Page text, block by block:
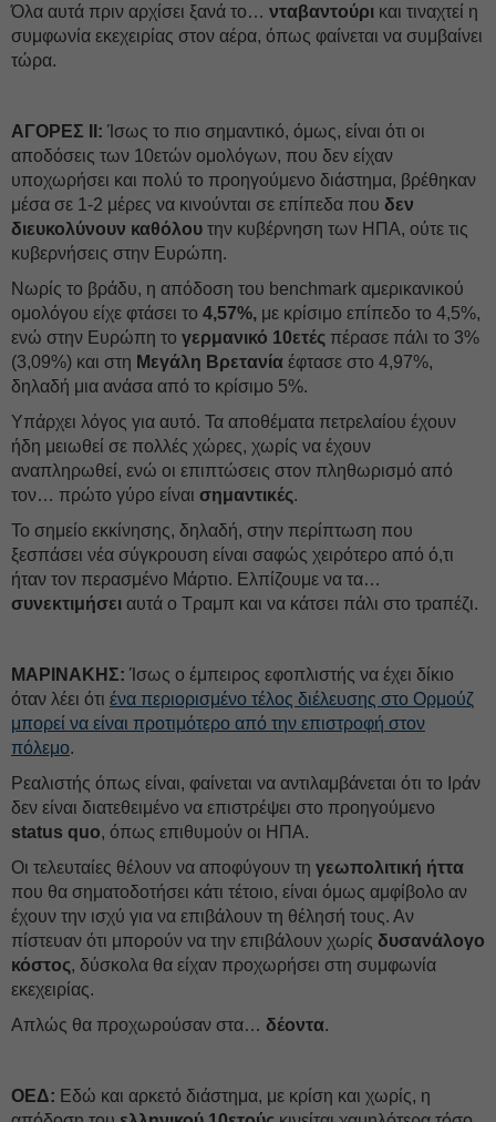
Όλα αυτά πριν αρχίσει ξανά το… νταβαντούρι και τιναχτεί η
συμφωνία εκεχειρίας στον αέρα, όπως φαίνεται να συμβαίνει
τώρα.
ΑΓΟΡΕΣ ΙΙ: Ίσως το πιο σημαντικό, όμως, είναι ότι οι
αποδόσεις των 10ετών ομολόγων, που δεν είχαν
υποχωρήσει και πολύ το προηγούμενο διάστημα, βρέθηκαν
μέσα σε 1-2 μέρες να κινούνται σε επίπεδα που δεν
διευκολύνουν καθόλου την κυβέρνηση των ΗΠΑ, ούτε τις
κυβερνήσεις στην Ευρώπη.
Νωρίς το βράδυ, η απόδοση του benchmark αμερικανικού
ομολόγου είχε φτάσει το 4,57%, με κρίσιμο επίπεδο το 4,5%,
ενώ στην Ευρώπη το γερμανικό 10ετές πέρασε πάλι το 3%
(3,09%) και στη Μεγάλη Βρετανία έφτασε στο 4,97%,
δηλαδή μια ανάσα από το κρίσιμο 5%.
Υπάρχει λόγος για αυτό. Τα αποθέματα πετρελαίου έχουν
ήδη μειωθεί σε πολλές χώρες, χωρίς να έχουν
αναπληρωθεί, ενώ οι επιπτώσεις στον πληθωρισμό από
τον… πρώτο γύρο είναι σημαντικές.
Το σημείο εκκίνησης, δηλαδή, στην περίπτωση που
ξεσπάσει νέα σύγκρουση είναι σαφώς χειρότερο από ό,τι
ήταν τον περασμένο Μάρτιο. Ελπίζουμε να τα…
συνεκτιμήσει αυτά ο Τραμπ και να κάτσει πάλι στο τραπέζι.
ΜΑΡΙΝΑΚΗΣ: Ίσως ο έμπειρος εφοπλιστής να έχει δίκιο
όταν λέει ότι ένα περιορισμένο τέλος διέλευσης στο Ορμούζ
μπορεί να είναι προτιμότερο από την επιστροφή στον
πόλεμο.
Ρεαλιστής όπως είναι, φαίνεται να αντιλαμβάνεται ότι το Ιράν
δεν είναι διατεθειμένο να επιστρέψει στο προηγούμενο
status quo, όπως επιθυμούν οι ΗΠΑ.
Οι τελευταίες θέλουν να αποφύγουν τη γεωπολιτική ήττα
που θα σηματοδοτήσει κάτι τέτοιο, είναι όμως αμφίβολο αν
έχουν την ισχύ για να επιβάλουν τη θέλησή τους. Αν
πίστευαν ότι μπορούν να την επιβάλουν χωρίς δυσανάλογο
κόστος, δύσκολα θα είχαν προχωρήσει στη συμφωνία
εκεχειρίας.
Απλώς θα προχωρούσαν στα… δέοντα.
ΟΕΔ: Εδώ και αρκετό διάστημα, με κρίση και χωρίς, η